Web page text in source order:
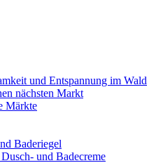
und Entspannung im Wald
nächsten Markt
Märkte
Baderiegel
und Badecreme